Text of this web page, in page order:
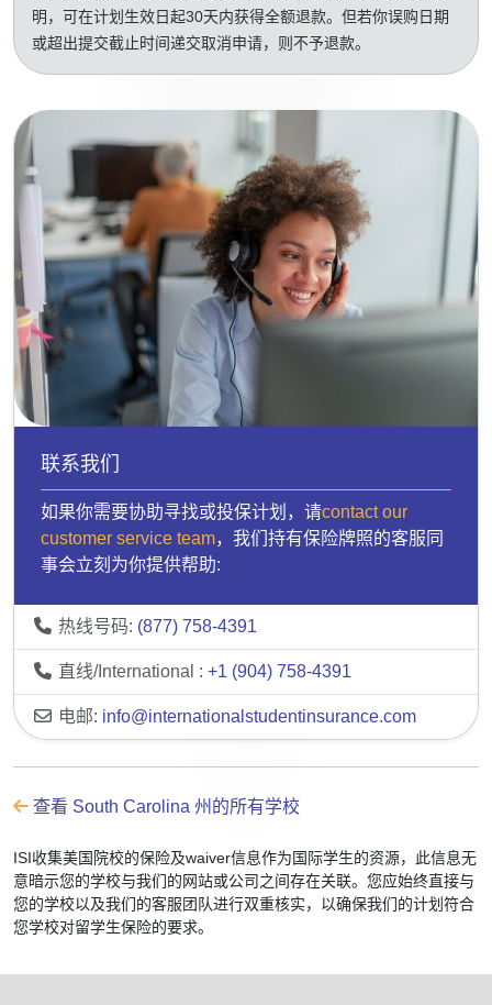
明，可在计划生效日起30天内获得全额退款。但若你误购日期
或超出提交截止时间递交取消申请，则不予退款。
联系我们
如果你需要协助寻找或投保计划，请contact our
customer service team，我们持有保险牌照的客服同
事会立刻为你提供帮助:
热线号码: (877) 758-4391
直线/International : +1 (904) 758-4391
电邮: info@internationalstudentinsurance.com
查看 South Carolina 州的所有学校
ISI收集美国院校的保险及waiver信息作为国际学生的资源，此信息无
意暗示您的学校与我们的网站或公司之间存在关联。您应始终直接与
您的学校以及我们的客服团队进行双重核实，以确保我们的计划符合
您学校对留学生保险的要求。